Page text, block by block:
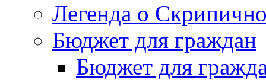
Легенда о
Бюджет для граждан
Бюджет для